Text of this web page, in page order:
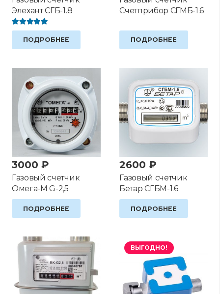
Элехант СГБ-1.8
Оценка5.00из 5
ПОДРОБНЕЕ
Счетприбор СГМБ-1.6
ПОДРОБНЕЕ
3000 ₽
Газовый счетчик
Омега-М G-2,5
ПОДРОБНЕЕ
2600₽
Газовый счетчик
Бетар CГБМ-1.6
ПОДРОБНЕЕ
ВЫГОДНО!